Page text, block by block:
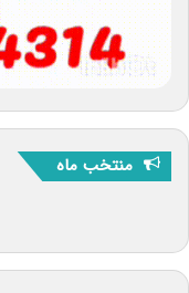
منتخب ماه